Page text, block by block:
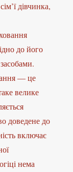
дівчинка,
до його
— це
велике
доведене до
включає
нема